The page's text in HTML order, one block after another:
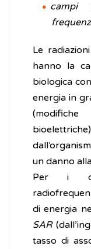
campi
Le
hanno la
biologica
energia in
un danno
Per i
di energia
SAR
tasso di